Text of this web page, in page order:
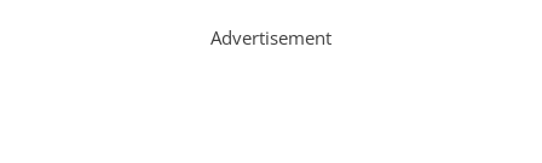
Advertisement